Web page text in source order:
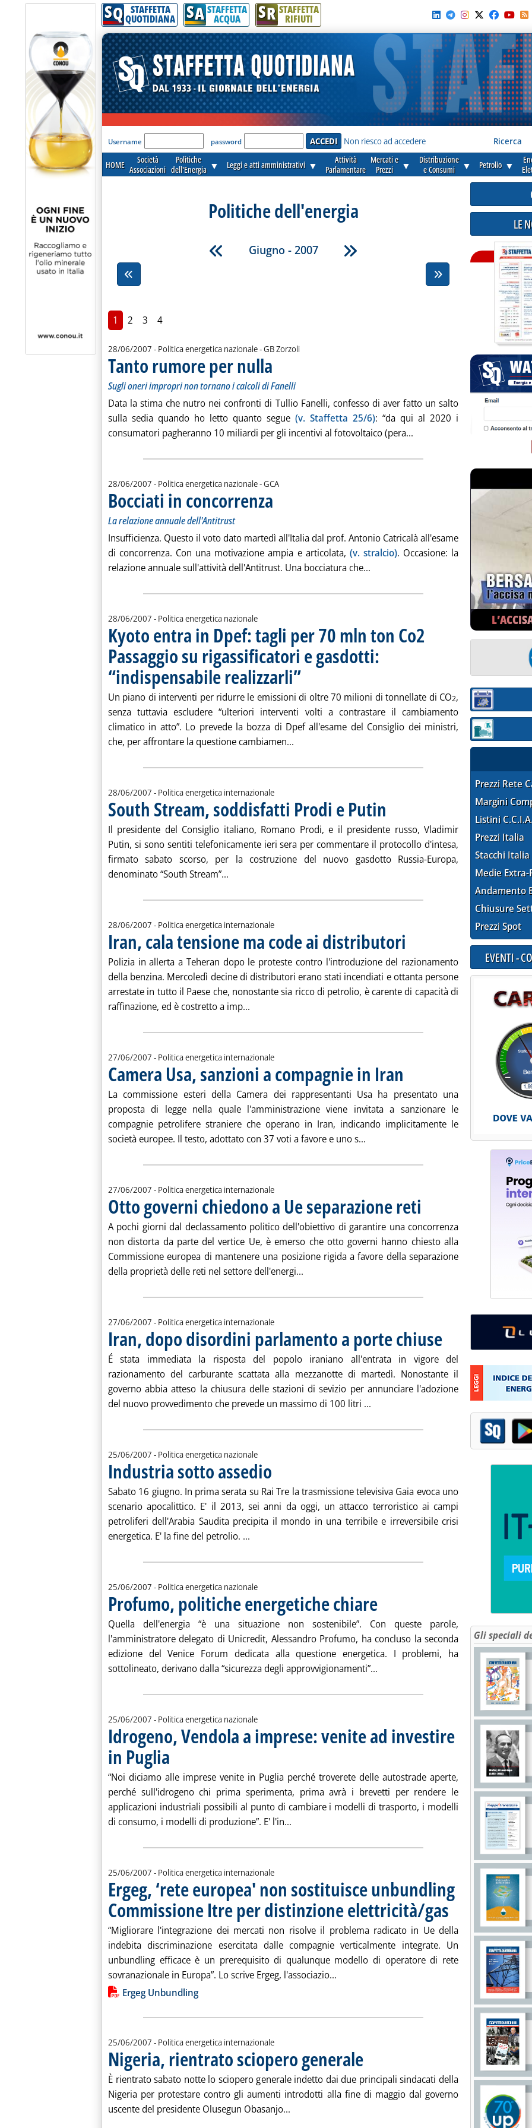
SQ STAFFETTA
QUOTIDIANA SA STAFFETTA
ACQUA SR STAFFETTA
RIFIUTI
'Modulo Login per accedere'
Username password Non riesco ad accedere Ricerca
HOME
Società
Associazioni
Politiche
dell'Energia ▼ Leggi e atti amministrativi ▼
Attività
Parlamentare
Mercati e
Prezzi
▼
Distribuzione
e Consumi
▼ Petrolio ▼
Politiche dell'energia
Giugno - 2007
1 2 3 4
28/06/2007 - Politica energetica nazionale -di:
GB Zorzoli
Tanto rumore per nulla
Sugli oneri impropri non tornano i calcoli di Fanelli
Data la stima che nutro nei confronti di Tullio Fanelli, confesso di aver fatto un salto
sulla sedia quando ho letto quanto segue (v. Staffetta 25/6): “da qui al 2020 i
consumatori pagheranno 10 miliardi per gli incentivi al fotovoltaico (pera... Leggi tutta la notizia:
28/06/2007 - Politica energetica nazionale -di:
GCA
Bocciati in concorrenza
La relazione annuale dell'Antitrust
Insufficienza. Questo il voto dato martedì all'Italia dal prof. Antonio Catricalà all'esame
di concorrenza. Con una motivazione ampia e articolata, (v. stralcio). Occasione: la
relazione annuale sull'attività dell'Antitrust. Una bocciatura che... Leggi tutta la notizia: 'Bocciati in
28/06/2007 - Politica energetica nazionale
Kyoto entra in Dpef: tagli per 70 mln ton Co2
Passaggio su rigassificatori e gasdotti:
“indispensabile realizzarli”. Pubblicata giovedì 28 giugno 2007 alle 15.56.
Un piano di interventi per ridurre le emissioni di oltre 70 milioni di tonnellate di CO2,
senza tuttavia escludere “ulteriori interventi volti a contrastare il cambiamento
climatico in atto”. Lo prevede la bozza di Dpef all'esame del Consiglio dei ministri,
che, per affrontare la questione cambiamen... Leggi tutta la notizia: 'Kyoto entra in Dpef: tagli per
28/06/2007 - Politica energetica internazionale
South Stream, soddisfatti Prodi e Putin . Pubblicata giovedì 28 giugno 2007 alle 15.35.
Il presidente del Consiglio italiano, Romano Prodi, e il presidente russo, Vladimir
Putin, si sono sentiti telefonicamente ieri sera per commentare il protocollo d'intesa,
firmato sabato scorso, per la costruzione del nuovo gasdotto Russia-Europa,
denominato “South Stream”... Leggi tutta la notizia: 'South Stream, soddisfatti Prodi e Putin'
28/06/2007 - Politica energetica internazionale
Iran, cala tensione ma code ai distributori . Pubblicata giovedì 28 giugno 2007 alle
Polizia in allerta a Teheran dopo le proteste contro l'introduzione del razionamento
della benzina. Mercoledì decine di distributori erano stati incendiati e ottanta persone
arrestate in tutto il Paese che, nonostante sia ricco di petrolio, è carente di capacità di
raffinazione, ed è costretto a imp... Leggi tutta la notizia: 'Iran, cala tensione ma code ai distributori'
27/06/2007 - Politica energetica internazionale
Camera Usa, sanzioni a compagnie in Iran . Pubblicata mercoledì 27 giugno 2007 alle
La commissione esteri della Camera dei rappresentanti Usa ha presentato una
proposta di legge nella quale l'amministrazione viene invitata a sanzionare le
compagnie petrolifere straniere che operano in Iran, indicando implicitamente le
società europee. Il testo, adottato con 37 voti a favore e uno s... Leggi tutta la notizia: 'Camera Usa,
27/06/2007 - Politica energetica internazionale
Otto governi chiedono a Ue separazione reti . Pubblicata mercoledì 27 giugno
A pochi giorni dal declassamento politico dell'obiettivo di garantire una concorrenza
non distorta da parte del vertice Ue, è emerso che otto governi hanno chiesto alla
Commissione europea di mantenere una posizione rigida a favore della separazione
della proprietà delle reti nel settore dell'energi... Leggi tutta la notizia: 'Otto governi chiedono a Ue
27/06/2007 - Politica energetica internazionale
Iran, dopo disordini parlamento a porte chiuse . Pubblicata mercoledì 27
É stata immediata la risposta del popolo iraniano all'entrata in vigore del
razionamento del carburante scattata alla mezzanotte di martedì. Nonostante il
governo abbia atteso la chiusura delle stazioni di sevizio per annunciare l'adozione
del nuovo provvedimento che prevede un massimo di 100 litri ... Leggi tutta la notizia: 'Iran, dopo
25/06/2007 - Politica energetica nazionale
Industria sotto assedio
Sabato 16 giugno. In prima serata su Rai Tre la trasmissione televisiva Gaia evoca uno
scenario apocalittico. E' il 2013, sei anni da oggi, un attacco terroristico ai campi
petroliferi dell'Arabia Saudita precipita il mondo in una terribile e irreversibile crisi
energetica. E' la fine del petrolio. ...
25/06/2007 - Politica energetica nazionale
Profumo, politiche energetiche chiare
Quella dell'energia “è una situazione non sostenibile”. Con queste parole,
l'amministratore delegato di Unicredit, Alessandro Profumo, ha concluso la seconda
edizione del Venice Forum dedicata alla questione energetica. I problemi, ha
sottolineato, derivano dalla “sicurezza degli approvvigionamenti”... Leggi tutta la notizia: 'Profumo,
25/06/2007 - Politica energetica nazionale
Idrogeno, Vendola a imprese: venite ad investire
in Puglia . Pubblicata lunedì 25 giugno 2007 alle 15.22.
“Noi diciamo alle imprese venite in Puglia perché troverete delle autostrade aperte,
perché sull'idrogeno chi prima sperimenta, prima avrà i brevetti per rendere le
applicazioni industriali possibili al punto di cambiare i modelli di trasporto, i modelli
di consumo, i modelli di produzione”. E' l'in... Leggi tutta la notizia: 'Idrogeno, Vendola a imprese:
25/06/2007 - Politica energetica internazionale
Ergeg, ‘rete europea' non sostituisce unbundling
Commissione Itre per distinzione elettricità/gas. Pubblicata lunedì 25
“Migliorare l'integrazione dei mercati non risolve il problema radicato in Ue della
indebita discriminazione esercitata dalle compagnie verticalmente integrate. Un
unbundling efficace è un prerequisito di qualunque modello di operatore di rete
sovranazionale in Europa”. Lo scrive Ergeg, l'associazio... Leggi tutta la notizia: 'Ergeg, ‘rete
Lista allegati PDF alla notizia
Ergeg Unbundling
25/06/2007 - Politica energetica internazionale
Nigeria, rientrato sciopero generale . Pubblicata lunedì 25 giugno 2007 alle 14.45.
È rientrato sabato notte lo sciopero generale indetto dai due principali sindacati della
Nigeria per protestare contro gli aumenti introdotti alla fine di maggio dal governo
uscente del presidente Olusegun Obasanjo... Leggi tutta la notizia: 'Nigeria, rientrato sciopero
LE
Sezione:
Sezione:
Prezzi Rete
Margini
Listini
Prezzi Italia
Stacchi Italia
Medie Extra-
Andamento
Chiusure
Prezzi Spot
EVENTI -
Gli speciali